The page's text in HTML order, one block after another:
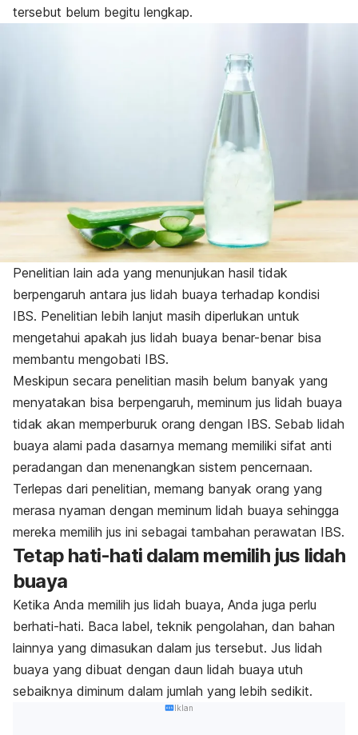
tersebut belum begitu lengkap.
Penelitian lain ada yang menunjukan hasil tidak
berpengaruh antara jus lidah buaya terhadap kondisi
IBS. Penelitian lebih lanjut masih diperlukan untuk
mengetahui apakah jus lidah buaya benar-benar bisa
membantu mengobati IBS.
Meskipun secara penelitian masih belum banyak yang
menyatakan bisa berpengaruh, meminum jus lidah buaya
tidak akan memperburuk orang dengan IBS. Sebab lidah
buaya alami pada dasarnya memang memiliki sifat anti
peradangan dan menenangkan sistem pencernaan.
Terlepas dari penelitian, memang banyak orang yang
merasa nyaman dengan meminum lidah buaya sehingga
mereka memilih jus ini sebagai tambahan perawatan IBS.
Tetap hati-hati dalam memilih jus lidah
buaya
Ketika Anda memilih jus lidah buaya, Anda juga perlu
berhati-hati. Baca label, teknik pengolahan, dan bahan
lainnya yang dimasukan dalam jus tersebut. Jus lidah
buaya yang dibuat dengan daun lidah buaya utuh
sebaiknya diminum dalam jumlah yang lebih sedikit.
Iklan